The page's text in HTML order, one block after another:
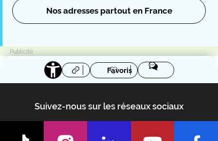
Nos adresses partout en France
Favoris
Suivez-nous sur les réseaux sociaux